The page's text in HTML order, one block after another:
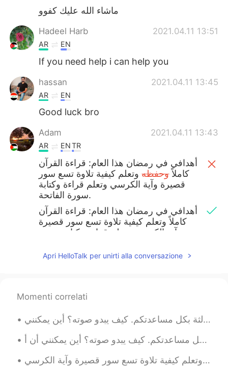
ماشاء الله عليك كفوو
Hadeel Harb 2021.04.11 13:51
AR EN
If you need help i can help you
hassan 2021.04.11 13:45
AR EN
Good luck bro
Adam 2021.04.11 13:43
AR ENTR
أهدافي في رمضان هذا العام: قراءة القرآن
كاملاًوحفظهوتعلم كيفية تلاوة تسع سور
قصيرة وآية الكرسي وتعلم قراءة وكتابة
سورة الفاتحة.
أهدافي في رمضان هذا العام: قراءة القرآن
كاملاً وتعلم كيفية تلاوة تسع سور قصيرة
وآية الكرسي وتعلم قراءة وكتابة سورة
... 2021.04.11 13:28
Apri HelloTalk per unirti alla conversazione
Momenti correlati